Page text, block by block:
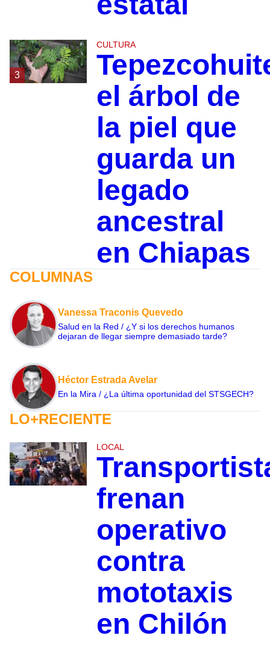
3
CULTURA
el árbol de
la piel que
guarda un
legado
ancestral
en Chiapas
COLUMNAS
Vanessa Traconis Quevedo
Salud en la Red / ¿Y si los derechos humanos
dejaran de llegar siempre demasiado tarde?
Héctor Estrada Avelar
En la Mira / ¿La última oportunidad del STSGECH?
LO+RECIENTE
LOCAL
frenan
operativo
contra
mototaxis
en Chilón